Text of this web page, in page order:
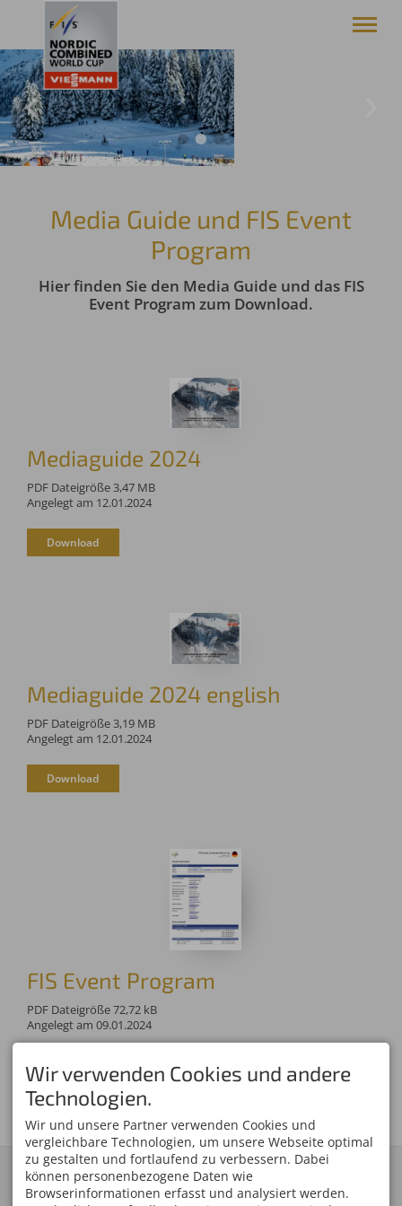
Viessmann FIS Weltcup Nordische Kombination
Oberstdorf/Allgäu
News
Weltcup
Oberstdorf
Media Guide und FIS Event
Program
Hier finden Sie den Media Guide und das FIS
Event Program zum Download.
Mediaguide 2024
PDF Dateigröße 3,47 MB
Angelegt am 12.01.2024
Download
Mediaguide 2024 english
PDF Dateigröße 3,19 MB
Angelegt am 12.01.2024
Download
FIS Event Program
PDF Dateigröße 72,72 kB
Angelegt am 09.01.2024
Download
KONTAKT
Skiclub Oberstdorf
Veranstaltungs GmbH
SERVICE
Organisationskomitee
Wir verwenden Cookies und andere
Technologien.
Wir und unsere Partner verwenden Cookies und
vergleichbare Technologien, um unsere Webseite optimal
zu gestalten und fortlaufend zu verbessern. Dabei
können personenbezogene Daten wie
Browserinformationen erfasst und analysiert werden.